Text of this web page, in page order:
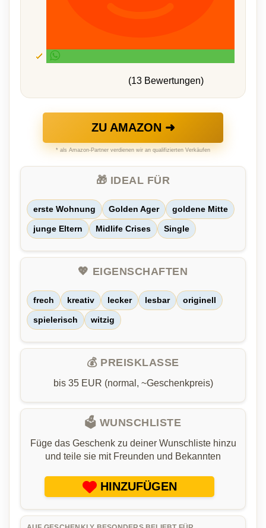
(13 Bewertungen)
ZU AMAZON ➜
* als Amazon-Partner verdienen wir an qualifizierten Verkäufen
🎁 IDEAL FÜR
erste Wohnung Golden Ager goldene Mitte
junge Eltern Midlife Crises Single
💖 EIGENSCHAFTEN
frech kreativ lecker lesbar originell
spielerisch witzig
💰 PREISKLASSE
bis 35 EUR (normal, ~Geschenkpreis)
🗳️ WUNSCHLISTE
Füge das Geschenk zu deiner Wunschliste hinzu
und teile sie mit Freunden und Bekannten
HINZUFÜGEN